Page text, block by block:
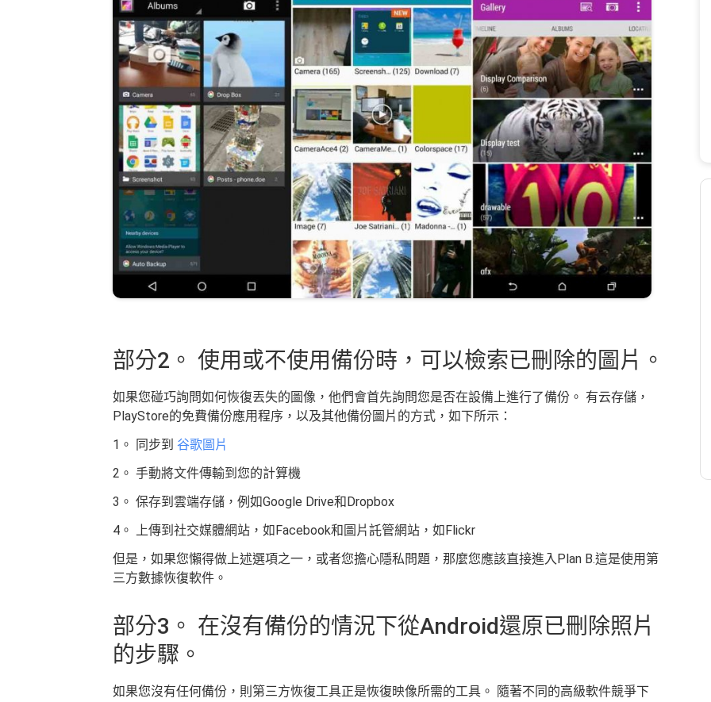
部分2。 使用或不使用備份時，可以檢索已刪除的圖片。
如果您碰巧詢問如何恢復丟失的圖像，他們會首先詢問您是否在設備上進行了備份。 有云存儲，
PlayStore的免費備份應用程序，以及其他備份圖片的方式，如下所示：
1。 同步到 谷歌圖片
2。 手動將文件傳輸到您的計算機
3。 保存到雲端存儲，例如Google Drive和Dropbox
4。 上傳到社交媒體網站，如Facebook和圖片託管網站，如Flickr
但是，如果您懶得做上述選項之一，或者您擔心隱私問題，那麼您應該直接進入Plan B.這是使用第
三方數據恢復軟件。
部分3。 在沒有備份的情況下從Android還原已刪除照片
的步驟。
如果您沒有任何備份，則第三方恢復工具正是恢復映像所需的工具。 隨著不同的高級軟件競爭下